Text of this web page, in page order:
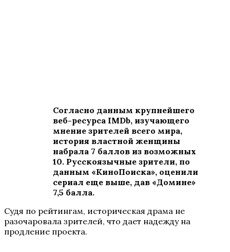
Согласно данным крупнейшего
веб-ресурса IMDb, изучающего
мнение зрителей всего мира,
история властной женщины
набрала 7 баллов из возможных
10. Русскоязычные зрители, по
данным «КиноПоиска», оценили
сериал еще выше, дав «Домине»
7,5 балла.
Судя по рейтингам, историческая драма не
разочаровала зрителей, что дает надежду на
продление проекта.